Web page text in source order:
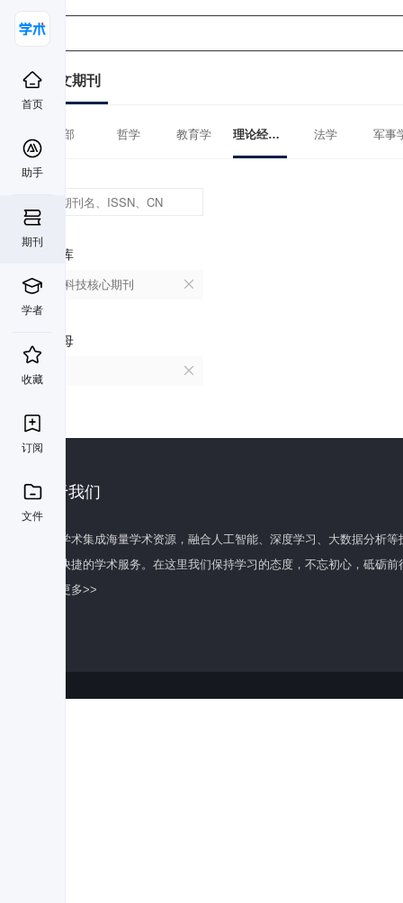
首页
助手
期刊
学者
收藏
订阅
文件
中文期刊
全部 哲学 教育学 理论经济学 法学 军事
数据库
中国科技核心期刊
首字母
关于我们
百度学术集成海量学术资源，融合人工智能、深度学习、大数据分析
全面快捷的学术服务。在这里我们保持学习的态度，不忘初心，砥砺前
了解更多>>